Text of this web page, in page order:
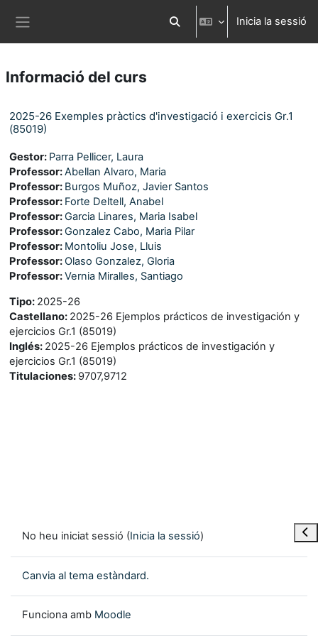
Commuta l'entrada de la cerca
Inicia la sessió
Informació del curs
2025-26 Exemples pràctics d'investigació i exercicis Gr.1
(85019)
Gestor: Parra Pellicer, Laura
Professor:Abellan Alvaro, Maria
Professor: Burgos Muñoz, Javier Santos
Professor: Forte Deltell, Anabel
Professor:Garcia Linares, Maria Isabel
Professor:Gonzalez Cabo, Maria Pilar
Professor: Montoliu Jose, Lluis
Professor:Olaso Gonzalez, Gloria
Professor:Vernia Miralles, Santiago
Tipo: 2025-26
Castellano: 2025-26 Ejemplos prácticos de investigación y
ejercicios Gr.1 (85019)
Inglés: 2025-26 Ejemplos prácticos de investigación y
ejercicios Gr.1 (85019)
Titulaciones: 9707,9712
No heu iniciat sessió (Inicia la sessió)
Canvia al tema estàndard.
Funciona amb Moodle